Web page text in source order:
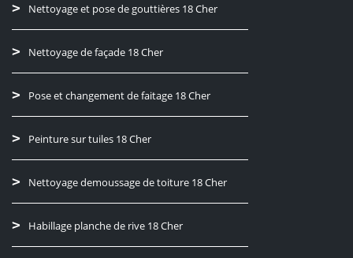
Nettoyage et pose de gouttières 18 Cher
Nettoyage de façade 18 Cher
Pose et changement de faitage 18 Cher
Peinture sur tuiles 18 Cher
Nettoyage demoussage de toiture 18 Cher
Habillage planche de rive 18 Cher